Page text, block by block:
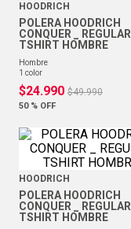
HOODRICH
POLERA HOODRICH
CONQUER _ REGULAR
TSHIRT HOMBRE
hombre
1 color
$24.990 $49.990
50 % OFF
HOODRICH
POLERA HOODRICH
CONQUER _ REGULAR
TSHIRT HOMBRE